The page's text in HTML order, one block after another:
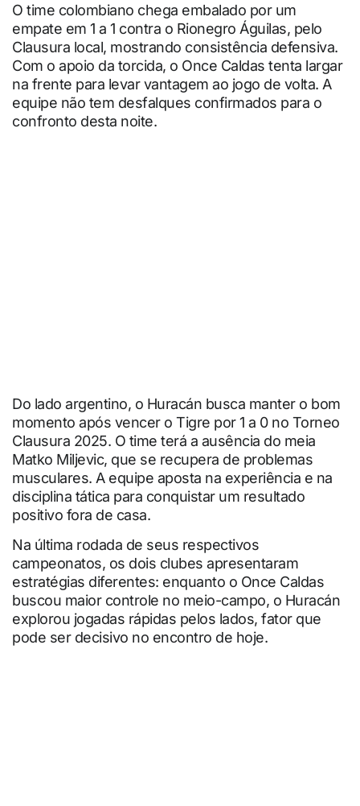
O time colombiano chega embalado por um
empate em 1 a 1 contra o Rionegro Águilas, pelo
Clausura local, mostrando consistência defensiva.
Com o apoio da torcida, o Once Caldas tenta largar
na frente para levar vantagem ao jogo de volta. A
equipe não tem desfalques confirmados para o
confronto desta noite.
Do lado argentino, o Huracán busca manter o bom
momento após vencer o Tigre por 1 a 0 no Torneo
Clausura 2025. O time terá a ausência do meia
Matko Miljevic, que se recupera de problemas
musculares. A equipe aposta na experiência e na
disciplina tática para conquistar um resultado
positivo fora de casa.
Na última rodada de seus respectivos
campeonatos, os dois clubes apresentaram
estratégias diferentes: enquanto o Once Caldas
buscou maior controle no meio-campo, o Huracán
explorou jogadas rápidas pelos lados, fator que
pode ser decisivo no encontro de hoje.